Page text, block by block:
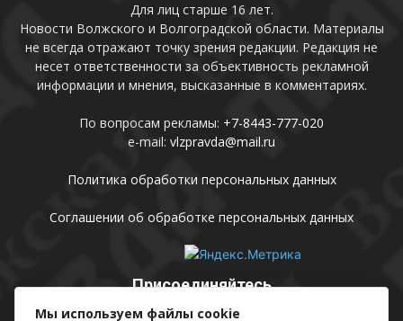
Для лиц старше 16 лет.
Новости Волжского и Волгоградской области. Материалы
не всегда отражают точку зрения редакции. Редакция не
несет ответственности за объективность рекламной
информации и мнения, высказанные в комментариях.
По вопросам рекламы: +7-8443-777-020
e-mail: vlzpravda@mail.ru
Политика обработки персональных данных
Соглашении об обработке персональных данных
Присоединяйтесь
Мы используем файлы cookie